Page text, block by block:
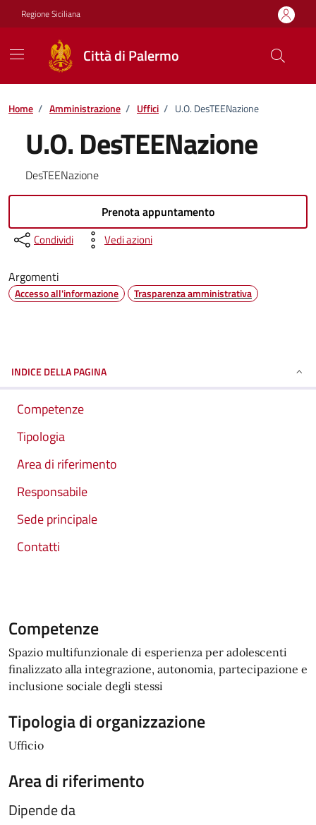
Vai ai contenuti
Vai al footer
Regione Siciliana
Città di Palermo
Home / Amministrazione / Uffici / U.O. DesTEENazione
U.O. DesTEENazione
DesTEENazione
Prenota appuntamento
Condividi Vedi azioni
Argomenti
Accesso all'informazione Trasparenza amministrativa
INDICE DELLA PAGINA
Competenze
Tipologia
Area di riferimento
Responsabile
Sede principale
Contatti
Competenze
Spazio multifunzionale di esperienza per adolescenti
finalizzato alla integrazione, autonomia, partecipazione e
inclusione sociale degli stessi
Tipologia di organizzazione
Ufficio
Area di riferimento
Dipende da